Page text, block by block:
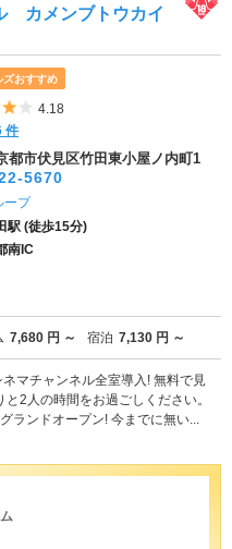
カメンブトウカイ
ズおすすめ
5つ星のうち4
4.18
件
都市伏見区竹田東小屋ノ内町1
5670
ープ
駅 (徒歩15分)
南IC
7,680 円 ～ 宿泊 7,130 円 ～
マチャンネル全室導入! 無料で見
2人の時間をお過ごしください。
ランドオープン! 今までに無い...